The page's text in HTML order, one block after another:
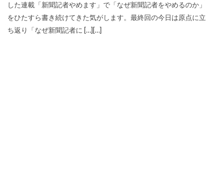
した連載「新聞記者やめます」で「なぜ新聞記者をやめるのか」
をひたすら書き続けてきた気がします。最終回の今日は原点に立
ち返り「なぜ新聞記者に […][…]